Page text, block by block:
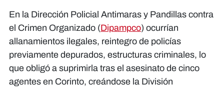
En la Dirección Policial Antimaras y Pandillas contra
el Crimen Organizado (Dipampco) ocurrían
allanamientos ilegales, reintegro de policías
previamente depurados, estructuras criminales, lo
que obligó a suprimirla tras el asesinato de cinco
agentes en Corinto, creándose la División